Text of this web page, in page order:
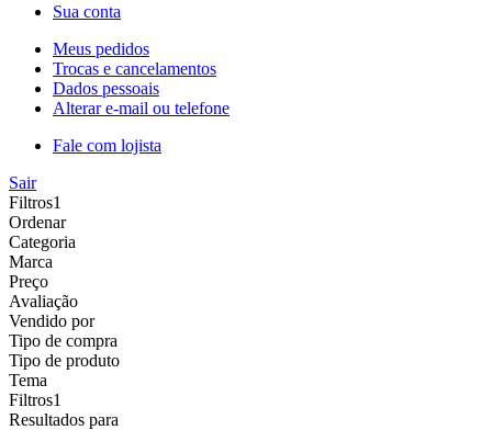
Sua conta
Meus pedidos
Trocas e cancelamentos
Dados pessoais
Alterar e-mail ou telefone
Fale com lojista
Sair
Filtros1
Ordenar
Categoria
Marca
Preço
Avaliação
Vendido por
Tipo de compra
Tipo de produto
Tema
Filtros1
Resultados para